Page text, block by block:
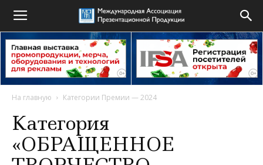
На главную Категории Премии — 2024
Категория
«ОБРАЩЕННОЕ